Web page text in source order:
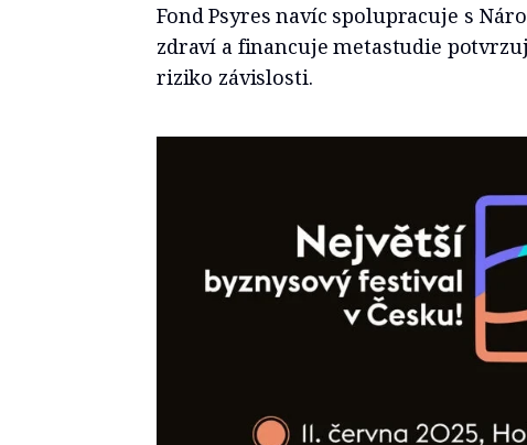
Fond Psyres navíc spolupracuje s
zdraví a financuje metastudie
riziko závislosti.